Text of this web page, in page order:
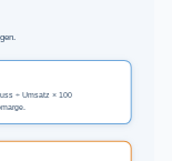
÷ Umsatz × 100